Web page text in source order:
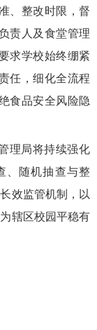
、整改时限，督
责人及食堂管理
求学校始终绷紧
任，细化全流程
食品安全风险隐
理局将持续强化
、随机抽查与整
效监管机制，以
辖区校园平稳有